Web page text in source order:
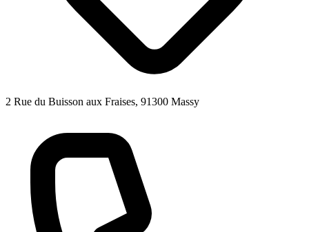
2 Rue du Buisson aux Fraises, 91300 Massy